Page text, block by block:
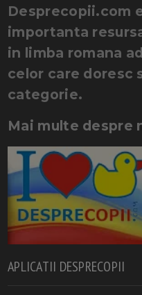
Desprecopii.com
importanta
in limba romana
celor care doresc
categorie.
Mai multe despre
APLICATII DESPRECOPII